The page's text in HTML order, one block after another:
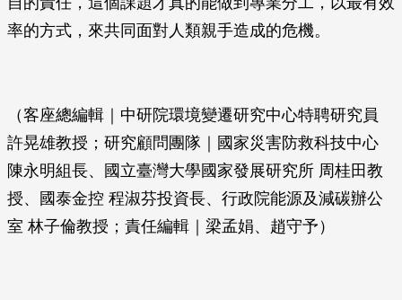
率的方式，來共同面對人類親手造成的危機。
（客座總編輯｜中研院環境變遷研究中心特聘研究員
許晃雄教授；研究顧問團隊｜國家災害防救科技中心
陳永明組長、國立臺灣大學國家發展研究所 周桂田教
授、國泰金控 程淑芬投資長、行政院能源及減碳辦公
室 林子倫教授；責任編輯｜梁孟娟、趙守予）